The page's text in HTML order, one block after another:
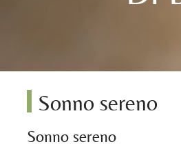
Sonno sereno
Sonno sereno